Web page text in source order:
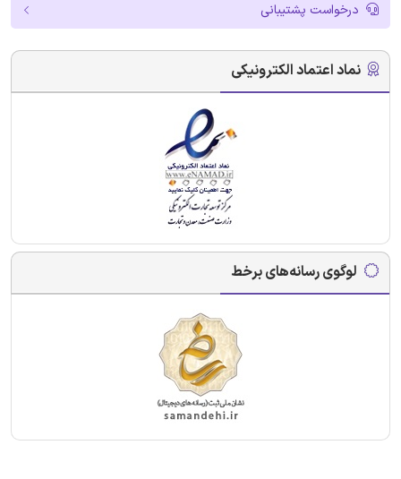
درخواست پشتیبانی
نماد اعتماد الکترونیکی
لوگوی رسانه‌های برخط